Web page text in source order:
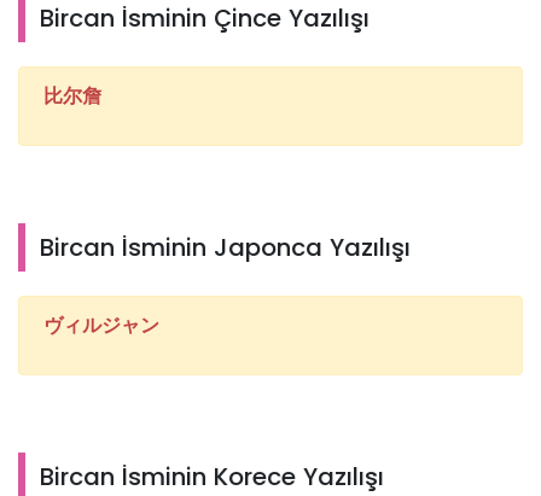
Bircan İsminin Çince Yazılışı
比尔詹
Bircan İsminin Japonca Yazılışı
ヴィルジャン
Bircan İsminin Korece Yazılışı